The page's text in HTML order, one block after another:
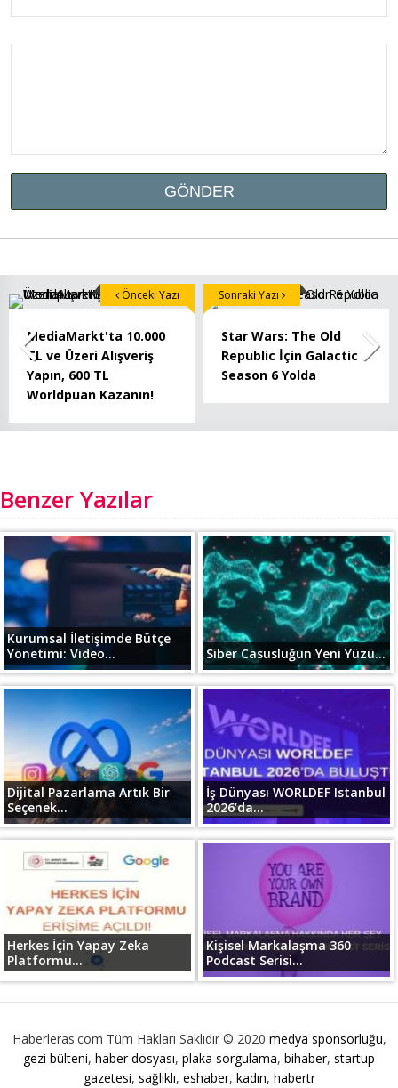
MediaMarkt'ta 10.000
TL ve Üzeri Alışveriş
Yapın, 600 TL
Worldpuan Kazanın!
Önceki Yazı
Star Wars: The Old
Republic İçin Galactic
Season 6 Yolda
Sonraki Yazı
Benzer Yazılar
Kurumsal İletişimde Bütçe
Yönetimi: Video...
Siber Casusluğun Yeni Yüzü...
Dijital Pazarlama Artık Bir
Seçenek...
İş Dünyası WORLDEF Istanbul
2026’da...
Herkes İçin Yapay Zeka
Platformu...
Kişisel Markalaşma 360
Podcast Serisi...
Haberleras.com Tüm Hakları Saklıdır © 2020 medya sponsorluğu,
gezi bülteni, haber dosyası, plaka sorgulama, bihaber, startup
gazetesi, sağlıklı, eshaber, kadın, habertr